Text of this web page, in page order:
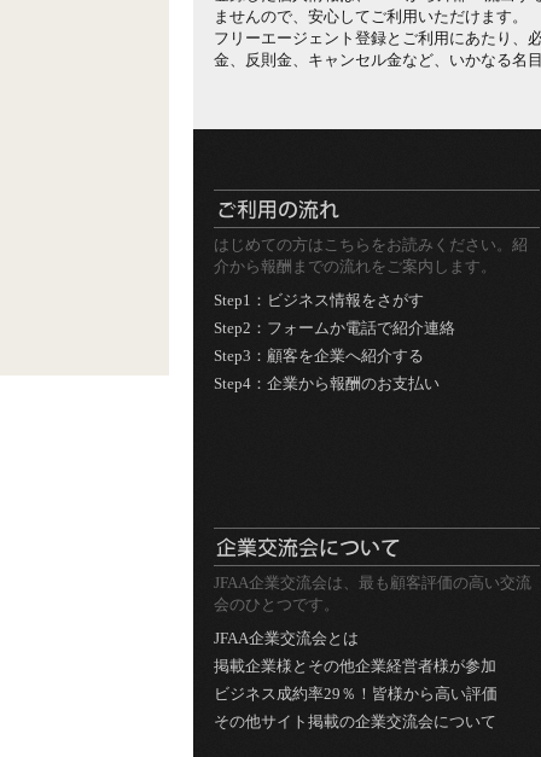
ませんので、安心してご利用いただけます。
フリーエージェント登録とご利用にあたり、
金、反則金、キャンセル金など、いかなる名
はじめての方はこちらをお読みください。紹
介から報酬までの流れをご案内します。
Step1：ビジネス情報をさがす
Step2：フォームか電話で紹介連絡
Step3：顧客を企業へ紹介する
Step4：企業から報酬のお支払い
JFAA企業交流会は、最も顧客評価の高い交流
会のひとつです。
JFAA企業交流会とは
掲載企業様とその他企業経営者様が参加
ビジネス成約率29％！皆様から高い評価
その他サイト掲載の企業交流会について